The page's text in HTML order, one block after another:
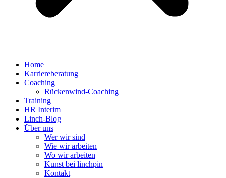
Home
Karriereberatung
Coaching
Rückenwind-Coaching
Training
HR Interim
Linch-Blog
Über uns
Wer wir sind
Wie wir arbeiten
Wo wir arbeiten
Kunst bei linchpin
Kontakt